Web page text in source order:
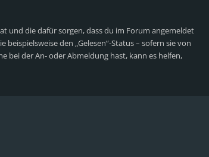
und die dafür sorgen, dass du im Forum angemeldet
den „Gelesen“-Status – sofern sie von
bei der An- oder Abmeldung hast, kann es helfen,